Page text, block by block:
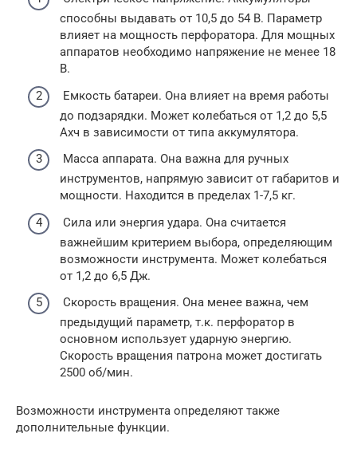
способны выдавать от 10,5 до 54 В. Параметр
влияет на мощность перфоратора. Для мощных
аппаратов необходимо напряжение не менее 18
В.
Емкость батареи. Она влияет на время работы
до подзарядки. Может колебаться от 1,2 до 5,5
Ахч в зависимости от типа аккумулятора.
Масса аппарата. Она важна для ручных
инструментов, напрямую зависит от габаритов и
мощности. Находится в пределах 1-7,5 кг.
Сила или энергия удара. Она считается
важнейшим критерием выбора, определяющим
возможности инструмента. Может колебаться
от 1,2 до 6,5 Дж.
Скорость вращения. Она менее важна, чем
предыдущий параметр, т.к. перфоратор в
основном использует ударную энергию.
Скорость вращения патрона может достигать
2500 об/мин.
Возможности инструмента определяют также
дополнительные функции.